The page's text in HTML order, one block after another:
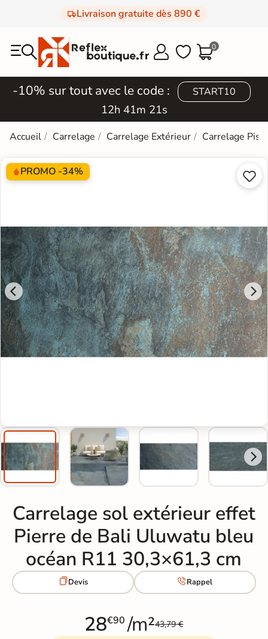
Livraison gratuite dès 890 €
  0
-10% sur tout avec le code : START10
12h 41m 20s
Accueil Carrelage Carrelage Extérieur Carrelage
PROMO -34% 

Carrelage sol extérieur effet
Pierre de Bali Uluwatu bleu
océan R11 30,3×61,3 cm
Devis Rappel
28€90 /m²43,79 €